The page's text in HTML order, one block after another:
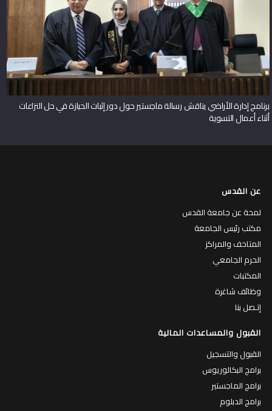
برنامج إدارة الأراضي يناقش رسالة ماجستير حول دور إثبات الحيازة في حل النزاعات
أثناء أعمال التسوية
عن القدس
لمحة عن جامعة القدس
مكتب رئيس الجامعة
المتاحف والمراكز
الحرم الجامعي
المكتبات
وظائف شاغرة
إتـصل بنا
القبول والمساعدات المالية
القبول والتسجيل
برامج البكالوريوس
برامج الماجستير
برامج الدبلوم